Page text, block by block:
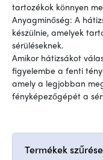
tartozékok könnyen
Anyagminőség: A
készülnie, amelyek
sérüléseknek.
Amikor hátizsákot
figyelembe a fenti
amely a legjobban
fényképezőgépét a
Termékek szűrése